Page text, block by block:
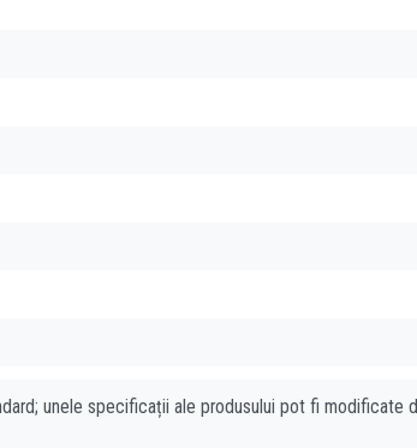
unele specificații ale produsului pot fi